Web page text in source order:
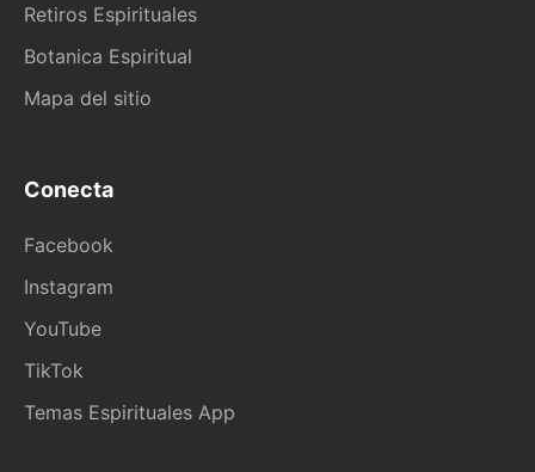
Retiros Espirituales
Botanica Espiritual
Mapa del sitio
Conecta
Facebook
Instagram
YouTube
TikTok
Temas Espirituales App